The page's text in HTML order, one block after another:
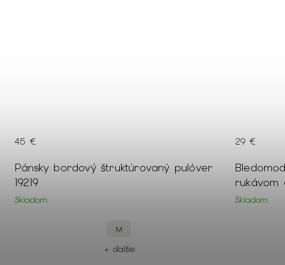
Pánsky bordový štruktúrovaný pulóver
19219
Skladom
45 €
M
+ ďalšie
rukávom
Skladom
29 €